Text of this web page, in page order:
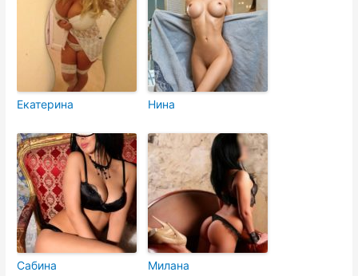
Екатерина Нина
Сабина Милана